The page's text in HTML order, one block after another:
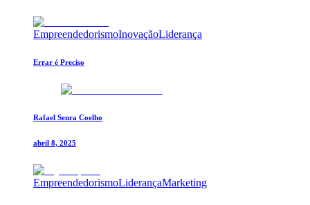
EmpreendedorismoInovaçãoLiderança
Errar é Preciso
Rafael Senra Coelho
abril 8, 2025
EmpreendedorismoLiderançaMarketing